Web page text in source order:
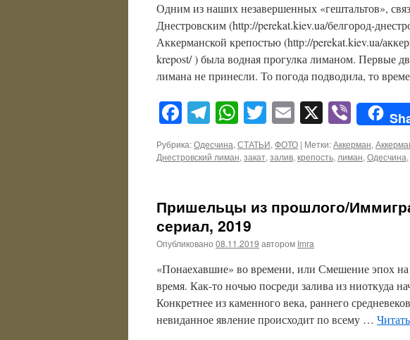
Одним из наших незавершенных «гештальтов»,
Днестровским (http://perekat.kiev.ua/белгород-
Аккерманской крепостью (http://perekat.kiev.ua/
krepost/ ) была водная прогулка лиманом. Первые
лимана не принесли. То погода подводила, то
Facebook
Telegram
WhatsApp
Twitter
Email
X Viber
Рубрика:Одесчина,СТАТЬИ,ФОТО | Метки:Аккерман,
Днестровский лиман,закат,залив,крепость,лиман,Одесчина,
Пришельцы из прошлого/
сериал, 2019
Опубликовано 08.11.2019 автором Imra
«Понаехавшие» во времени, или Смешение эпох
время. Как-то ночью посреди залива из ниоткуда
Конкретнее из каменного века, раннего
невиданное явление происходит по всему …